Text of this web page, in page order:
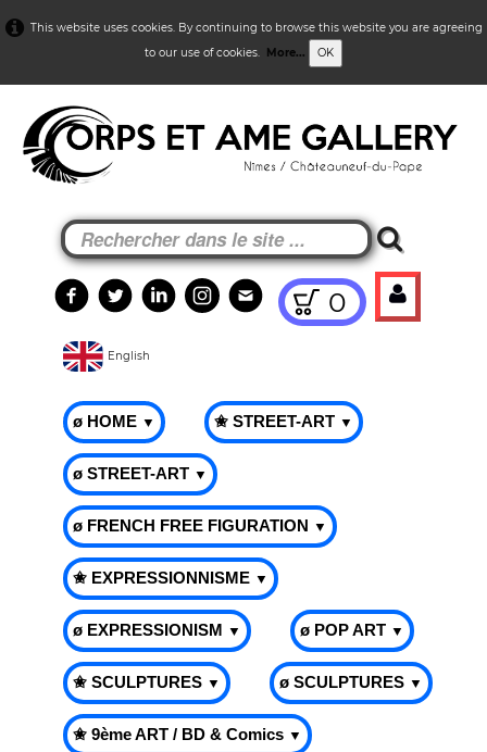
This website uses cookies. By continuing to browse this website you are agreeing
to our use of cookies. More... OK
0
English
ø HOME ▼ ✬ STREET-ART ▼
ø STREET-ART ▼
ø FRENCH FREE FIGURATION ▼
✬ EXPRESSIONNISME ▼
ø EXPRESSIONISM ▼ ø POP ART ▼
✬ SCULPTURES ▼ ø SCULPTURES ▼
✬ 9ème ART / BD & Comics ▼